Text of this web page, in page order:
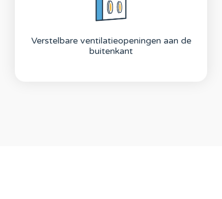
Verstelbare ventilatieopeningen aan de
buitenkant